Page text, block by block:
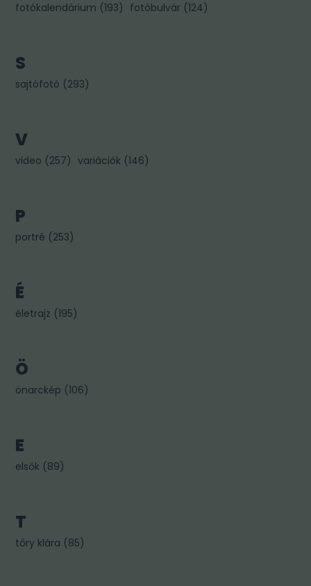
fotókalendárium (193) fotóbulvár (124)
S
sajtófotó (293)
V
video (257) variációk (146)
P
portré (253)
É
életrajz (195)
Ö
önarckép (106)
E
elsők (89)
T
tőry klára (85)